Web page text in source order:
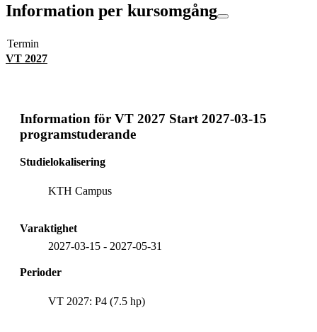
Information per kursomgång
Termin
VT 2027
Information för VT 2027 Start 2027-03-15
programstuderande
Studielokalisering
KTH Campus
Varaktighet
2027-03-15 - 2027-05-31
Perioder
VT 2027: P4 (7.5 hp)